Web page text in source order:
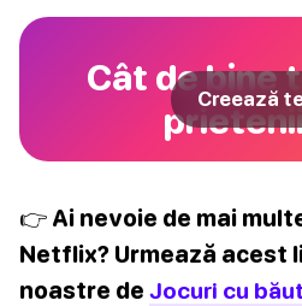
Cât de bine
Creează
👉 Ai nevoie de mai
Netflix? Urmează acest
noastre de Jocuri cu